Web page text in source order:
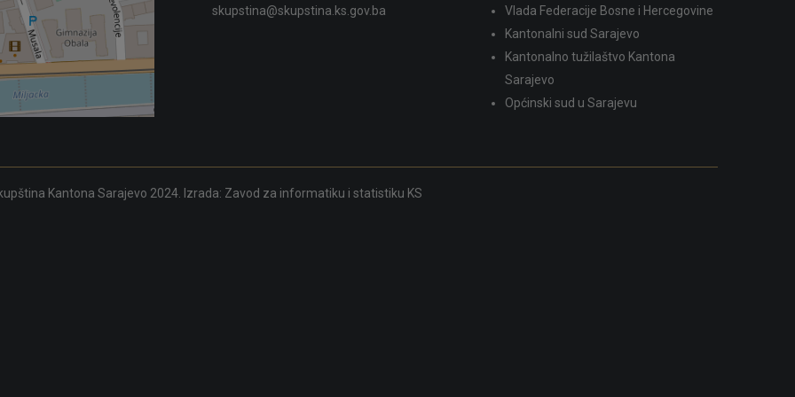
skupstina@skupstina.ks.gov.ba
Vlada Federacije Bosne i Hercegovine
Kantonalni sud Sarajevo
Kantonalno tužilaštvo Kantona
Sarajevo
Općinski sud u Sarajevu
Kantona Sarajevo 2024. Izrada: Zavod za informatiku i statistiku KS